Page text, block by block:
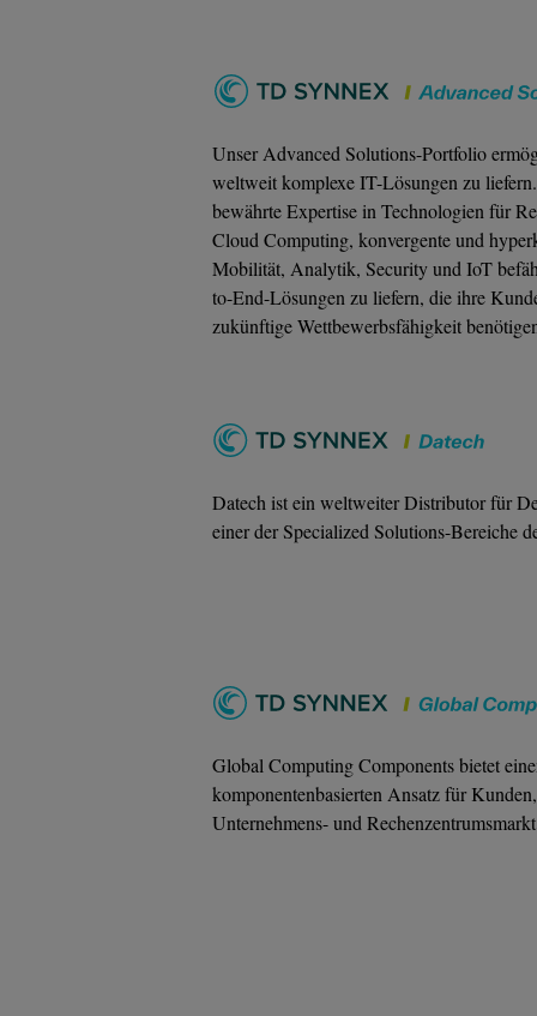
Unser Advanced Solutions-Portfolio
weltweit komplexe IT-Lösungen zu
bewährte Expertise in Technologien für
Cloud Computing, konvergente und
Mobilität, Analytik, Security und IoT
to-End-Lösungen zu liefern, die ihre
zukünftige Wettbewerbsfähigkeit
Datech ist ein weltweiter Distributor für
einer der Specialized Solutions-Bereiche
Global Computing Components bietet
komponentenbasierten Ansatz für
Unternehmens- und